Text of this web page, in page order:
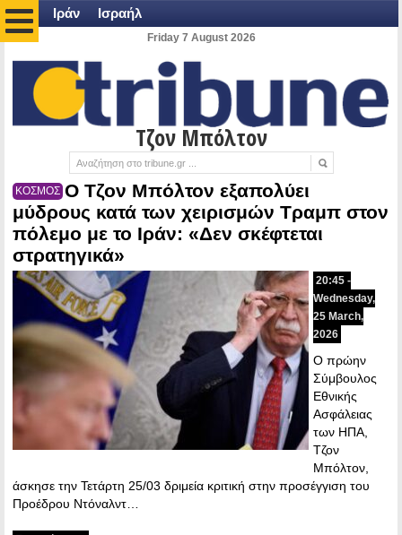
Ιράν Ισραήλ
Friday 7 August 2026
Τζον Μπόλτον
ΚΟΣΜΟΣ Ο Τζον Μπόλτον εξαπολύει
μύδρους κατά των χειρισμών Τραμπ στον
πόλεμο με το Ιράν: «Δεν σκέφτεται
στρατηγικά»
20:45 -
Wednesday,
25 March,
2026
Ο πρώην
Σύμβουλος
Εθνικής
Ασφάλειας
των ΗΠΑ,
Τζον
Μπόλτον,
άσκησε την Τετάρτη 25/03 δριμεία κριτική στην προσέγγιση του
Προέδρου Ντόναλντ…